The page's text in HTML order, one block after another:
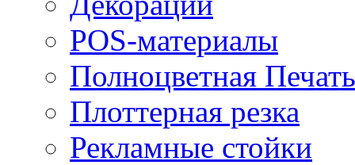
POS-материалы
Полноцветная Печать
Плоттерная резка
Рекламные стойки